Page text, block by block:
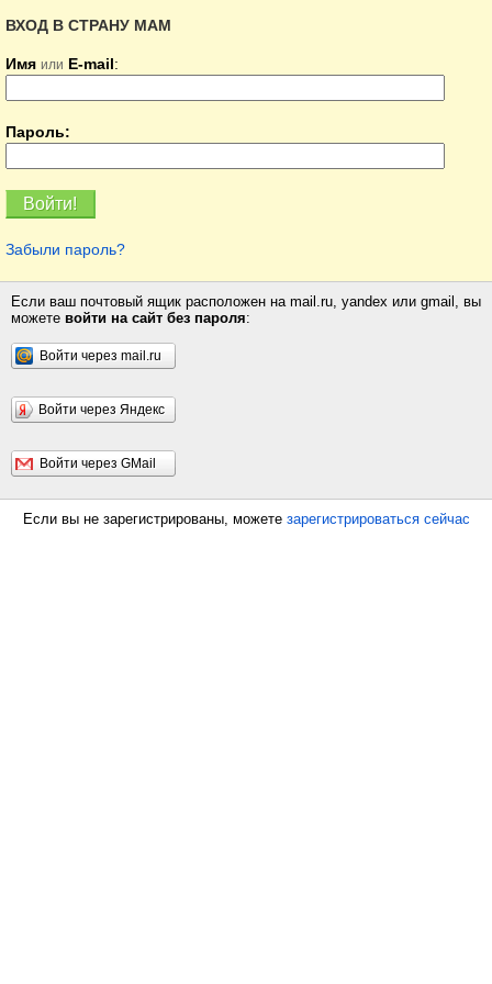
ВХОД В СТРАНУ МАМ
Имя или E-mail:
Пароль:
Забыли пароль?
Если ваш почтовый ящик расположен на mail.ru, yandex или gmail, вы
можете войти на сайт без пароля:
Войти через mail.ru
Войти через Яндекс
Войти через GMail
Если вы не зарегистрированы, можете зарегистрироваться сейчас